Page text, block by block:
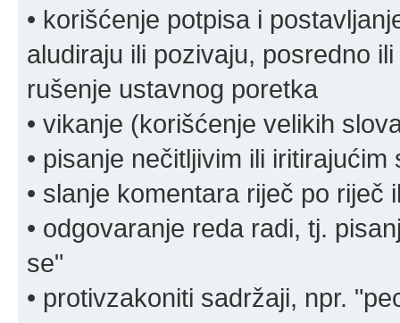
• korišćenje potpisa i
aludiraju ili pozivaju, posredno
rušenje ustavnog poretka
• vikanje (korišćenje velikih
• pisanje nečitljivim ili iritirajućim
• slanje komentara riječ po riječ
• odgovaranje reda radi, tj.
se"
• protivzakoniti sadržaji, npr.